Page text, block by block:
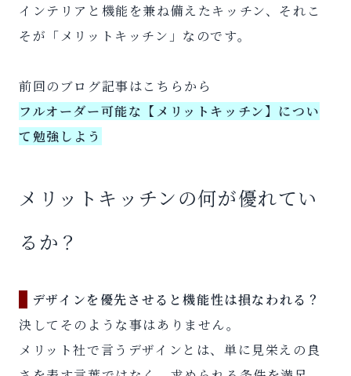
インテリアと機能を兼ね備えたキッチン、それこ
そが「メリットキッチン」なのです。
前回のブログ記事はこちらから
フルオーダー可能な【メリットキッチン】につい
て勉強しよう
メリットキッチンの何が優れてい
るか？
デザインを優先させると機能性は損なわれる？
決してそのような事はありません。
メリット社で言うデザインとは、単に見栄えの良